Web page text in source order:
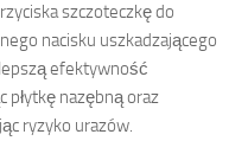
szczoteczkę do
nacisku uszkadzającego
efektywność
płytkę nazębną oraz
ryzyko urazów.